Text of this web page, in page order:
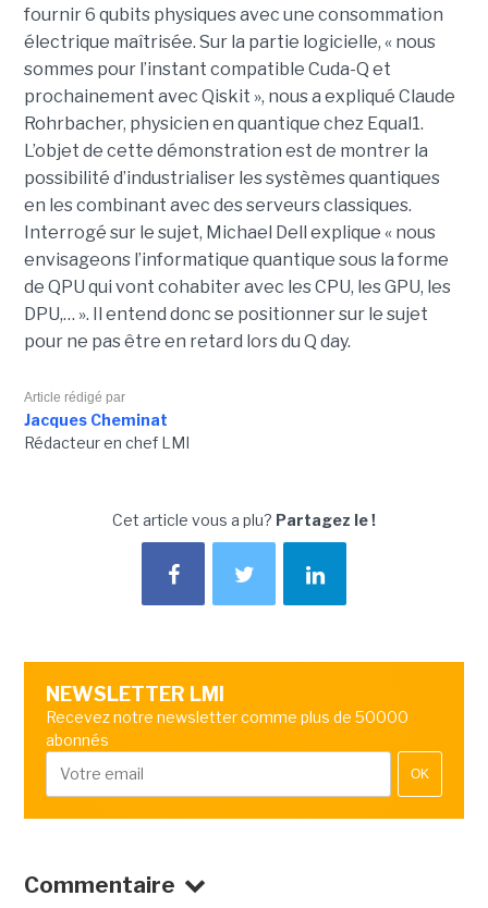
fournir 6 qubits physiques avec une consommation
électrique maîtrisée. Sur la partie logicielle, « nous
sommes pour l’instant compatible Cuda-Q et
prochainement avec Qiskit », nous a expliqué Claude
Rohrbacher, physicien en quantique chez Equal1.
L’objet de cette démonstration est de montrer la
possibilité d’industrialiser les systèmes quantiques
en les combinant avec des serveurs classiques.
Interrogé sur le sujet, Michael Dell explique « nous
envisageons l’informatique quantique sous la forme
de QPU qui vont cohabiter avec les CPU, les GPU, les
DPU,… ». Il entend donc se positionner sur le sujet
pour ne pas être en retard lors du Q day.
Article rédigé par
Jacques Cheminat
Rédacteur en chef LMI
Cet article vous a plu? Partagez le !
NEWSLETTER LMI
Recevez notre newsletter comme plus de 50000
abonnés
OK
Commentaire